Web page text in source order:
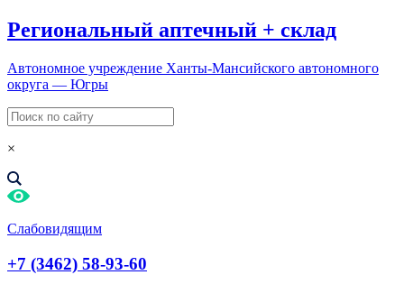
Региональный аптечный + склад
Автономное учреждение Ханты-Мансийского автономного
округа — Югры
×
Слабовидящим
+7 (3462) 58-93-60